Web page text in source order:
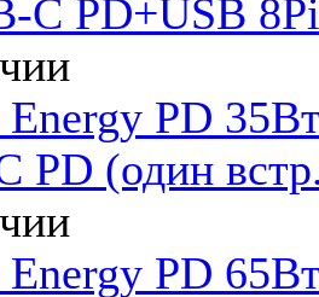
C PD+USB
PD
PD (один
PD